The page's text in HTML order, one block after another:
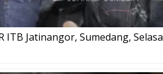
Jatinangor, Sumedang, Selasa